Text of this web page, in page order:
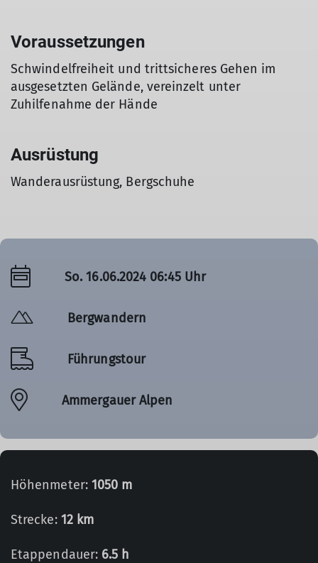
Voraussetzungen
Schwindelfreiheit und trittsicheres Gehen im
ausgesetzten Gelände, vereinzelt unter
Zuhilfenahme der Hände
Ausrüstung
Wanderausrüstung, Bergschuhe
So. 16.06.2024 06:45 Uhr
Bergwandern
Führungstour
Ammergauer Alpen
Höhenmeter: 1050 m
Strecke: 12 km
Etappendauer: 6.5 h